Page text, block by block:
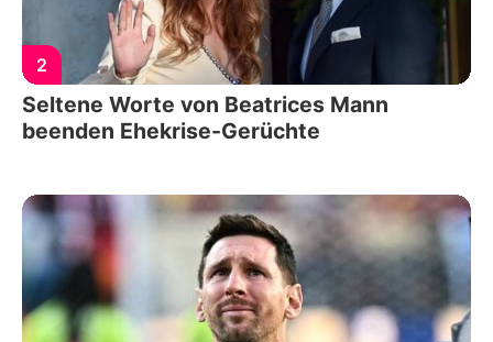
2
Seltene Worte von Beatrices Mann
beenden Ehekrise-Gerüchte